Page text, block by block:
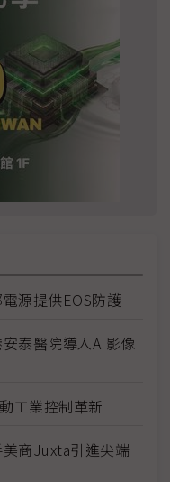
源提供EOS防護
泰醫院導入AI影像
工業控制革新
商Juxta引進尖端